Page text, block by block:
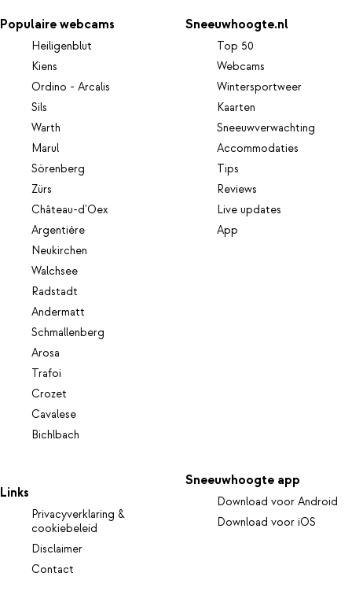
Populaire webcams
Heiligenblut
Kiens
Ordino - Arcalis
Sils
Warth
Marul
Sörenberg
Zürs
Château-d'Oex
Argentière
Neukirchen
Walchsee
Radstadt
Andermatt
Schmallenberg
Arosa
Trafoi
Crozet
Cavalese
Bichlbach
Sneeuwhoogte.nl
Top 50
Webcams
Wintersportweer
Kaarten
Sneeuwverwachting
Accommodaties
Tips
Reviews
Live updates
App
Links
Privacyverklaring &
cookiebeleid
Disclaimer
Contact
Sneeuwhoogte app
Download voor Android
Download voor iOS